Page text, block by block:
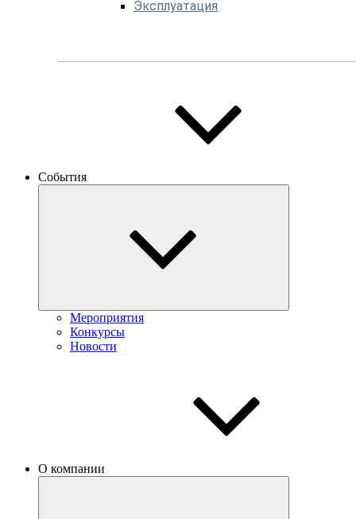
Эксплуатация
События
Мероприятия
Конкурсы
Новости
О компании